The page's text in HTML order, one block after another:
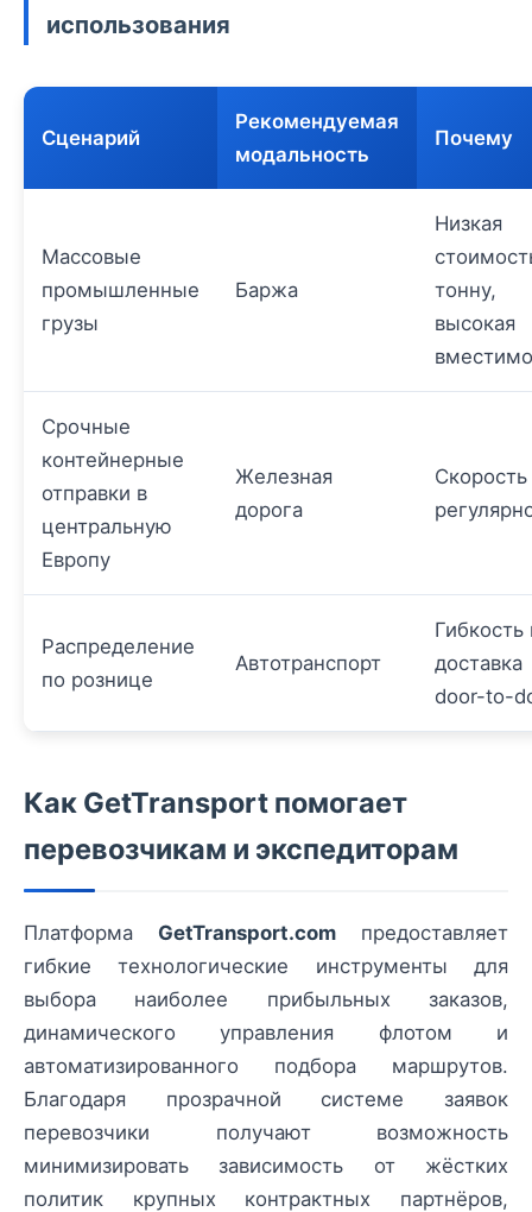
использования
Сценарий
Рекомендуемая
модальность
Почему
Массовые
промышленные
грузы
Баржа
Низкая
тонну,
высокая
Срочные
контейнерные
отправки в
центральную
Европу
Железная
дорога
Скорость
Распределение
по рознице
Автотранспорт
Гибкость
доставка
door-to-
Как GetTransport помогает
перевозчикам и экспедиторам
Платформа GetTransport.com предоставляет
гибкие технологические инструменты для
выбора наиболее прибыльных заказов,
динамического управления флотом и
автоматизированного подбора маршрутов.
Благодаря прозрачной системе заявок
перевозчики получают возможность
минимизировать зависимость от жёстких
политик крупных контрактных партнёров,